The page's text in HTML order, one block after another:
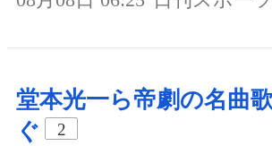
堂本光一ら帝劇の名曲
ぐ
2